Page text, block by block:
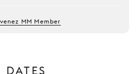
MM Member
DATES